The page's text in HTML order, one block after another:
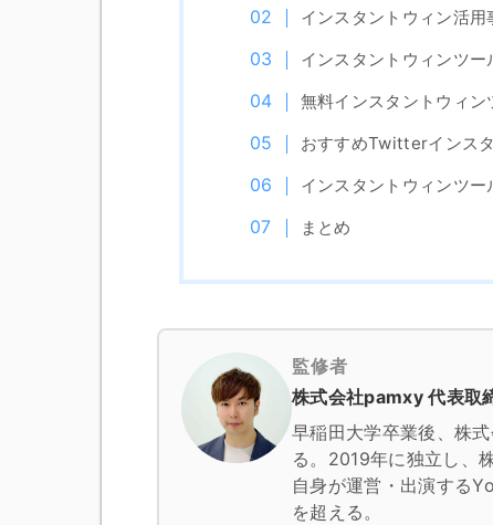
インスタントウィン活用
インスタントウィンツー
無料インスタントウィン
おすすめTwitterインス
インスタントウィンツ
まとめ
監修者
株式会社pamxy 代表取
早稲田大学卒業後、株
る。2019年に独立し、
自身が運営・出演する
を超える。